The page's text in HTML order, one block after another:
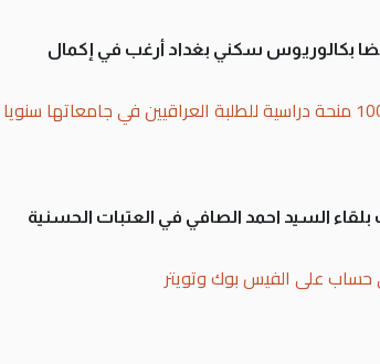
بكالوريوس سكني بغداد أرغب في إكمال
بلقاء السيد احمد الصافي في العتبات الحسنية
حساب على الفيس بوك وتويتر